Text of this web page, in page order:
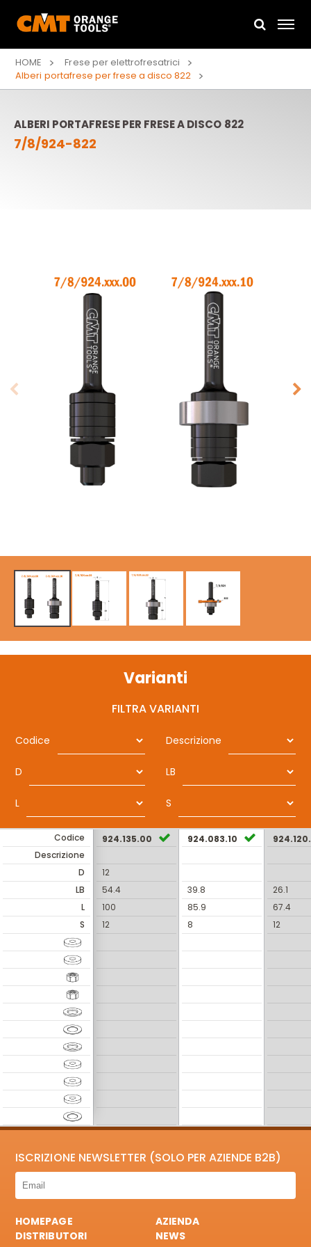
HOME
Frese per elettrofresatrici
Alberi portafrese per frese a disco 822
ALBERI PORTAFRESE PER FRESE A DISCO 822
7/8/924-822
Varianti
FILTRA VARIANTI
Codice Descrizione
D LB
L S
Codice
Descrizione
D
LB
L
S
924.135.00
12
54.4
100
12
924.083.10
39.8
85.9
8
26.1
67.4
12
ISCRIZIONE NEWSLETTER (SOLO PER AZIENDE B2B)
HOMEPAGE
AZIENDA
DISTRIBUTORI
NEWS